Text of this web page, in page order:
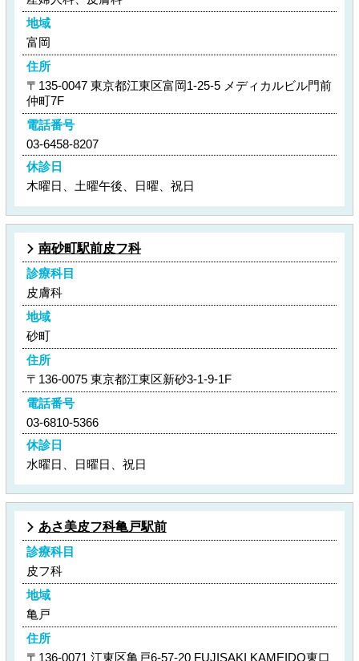
地域
富岡
住所
〒135-0047 東京都江東区富岡1-25-5 メディカルビル門前
仲町7F
電話番号
03-6458-8207
休診日
木曜日、土曜午後、日曜、祝日
南砂町駅前皮フ科
診療科目
皮膚科
地域
砂町
住所
〒136-0075 東京都江東区新砂3-1-9-1F
電話番号
03-6810-5366
休診日
水曜日、日曜日、祝日
あさ美皮フ科亀戸駅前
診療科目
皮フ科
地域
亀戸
住所
〒136-0071 江東区亀戸6-57-20 FUJISAKI KAMEIDO東口